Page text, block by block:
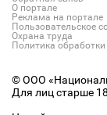
О портале
Реклама на портале
Пользовательское
Охрана труда
Политика
© ООО
Для лиц старше